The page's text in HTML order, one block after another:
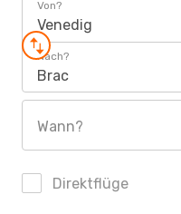
Von?
Venedig
Nach?
Brac
Wann?
Direktflüge